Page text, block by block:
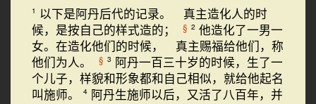
1 以下是阿丹后代的记录。 真主造化人的时
候，是按自己的样式造的；
§ 2 他造化了一男一
女。在造化他们的时候， 真主赐福给他们，称
他们为人。
§ 3 阿丹一百三十岁的时候，生了一
个儿子，样貌和形象都和自己相似，就给他起名
叫施师。
4 阿丹生施师以后，又活了八百年，并